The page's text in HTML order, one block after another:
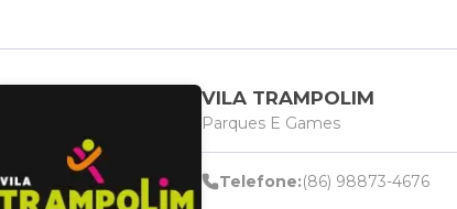
VILA TRAMPOLIM
Parques E Games
Telefone:(86) 98873-4676